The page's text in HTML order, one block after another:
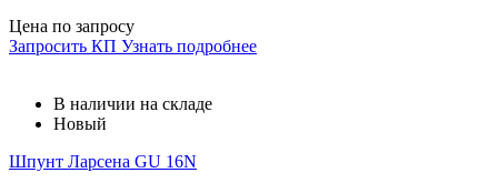
Цена по запросу
Запросить КП Узнать подробнее
В наличии на складе
Новый
Шпунт Ларсена GU 16N